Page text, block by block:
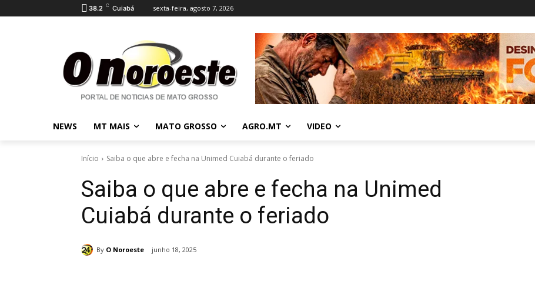
38.2 C Cuiabá sexta-feira, agosto 7, 2026
NEWS MT MAIS MATO GROSSO AGRO.MT VIDEO
Início Saiba o que abre e fecha na Unimed Cuiabá durante o feriado
Saiba o que abre e fecha na Unimed
Cuiabá durante o feriado
By O Noroeste junho 18, 2025